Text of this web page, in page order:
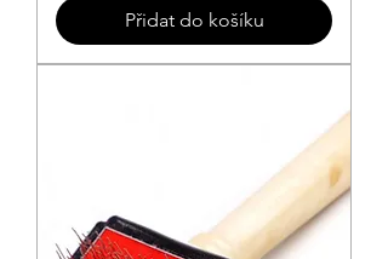
Přidat do košíku